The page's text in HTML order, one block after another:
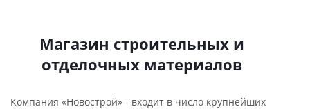
Магазин строительных и
отделочных материалов
Компания «Новострой» - входит в число крупнейших